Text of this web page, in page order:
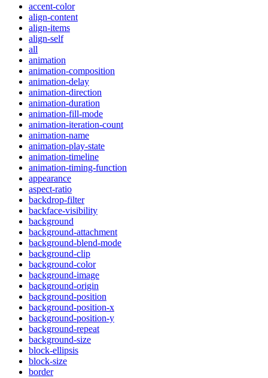
accent-color
align-content
align-items
align-self
all
animation
animation-composition
animation-delay
animation-direction
animation-duration
animation-fill-mode
animation-iteration-count
animation-name
animation-play-state
animation-timeline
animation-timing-function
appearance
aspect-ratio
backdrop-filter
backface-visibility
background
background-attachment
background-blend-mode
background-clip
background-color
background-image
background-origin
background-position
background-position-x
background-position-y
background-repeat
background-size
block-ellipsis
block-size
border